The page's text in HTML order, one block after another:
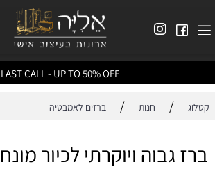
LAST CALL - UP TO 50% OFF
קטלוג / חנות / ברזים לאמבטיה
ברז גבוה ויוקרתי לכיור מונח